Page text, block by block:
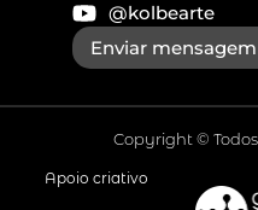
@kolbearte
Enviar mensagem
Copyright ©
Apoio criativo